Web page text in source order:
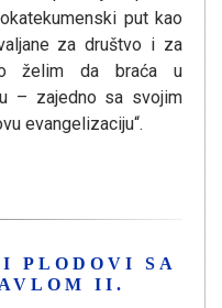
put kao
za društvo i za
želim da braća u
– zajedno sa svojim
evangelizaciju“.
PLODOVI SA
II.